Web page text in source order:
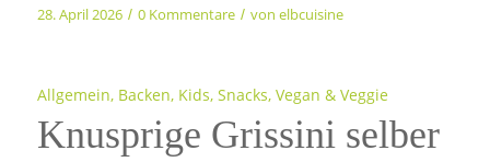
28. April 2026 / 0 Kommentare / von elbcuisine
Allgemein, Backen, Kids, Snacks, Vegan & Veggie
Knusprige Grissini selber